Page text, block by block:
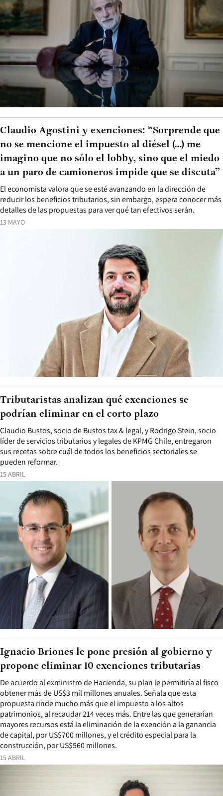
13 MAYO
El economista valora que se esté avanzando en la dirección de
reducir los beneficios tributarios, sin embargo, espera conocer más
detalles de las propuestas para ver qué tan efectivos serán.
Claudio Agostini y exenciones: “Sorprende que
no se mencione el impuesto al diésel (…) me
imagino que no sólo el lobby, sino que el miedo
a un paro de camioneros impide que se discuta”
15 ABRIL
Claudio Bustos, socio de Bustos tax & legal, y Rodrigo Stein, socio
líder de servicios tributarios y legales de KPMG Chile, entregaron
sus recetas sobre cuál de todos los beneficios sectoriales se
pueden reformar.
Tributaristas analizan qué exenciones se
podrían eliminar en el corto plazo
15 ABRIL
De acuerdo al exministro de Hacienda, su plan le permitiría al fisco
obtener más de US$3 mil millones anuales. Señala que esta
propuesta rinde mucho más que el impuesto a los altos
patrimonios, al recaudar 214 veces más. Entre las que generarían
mayores recursos está la eliminación de la exención a la ganancia
de capital, por US$700 millones, y el crédito especial para la
construcción, por US$560 millones.
Ignacio Briones le pone presión al gobierno y
propone eliminar 10 exenciones tributarias